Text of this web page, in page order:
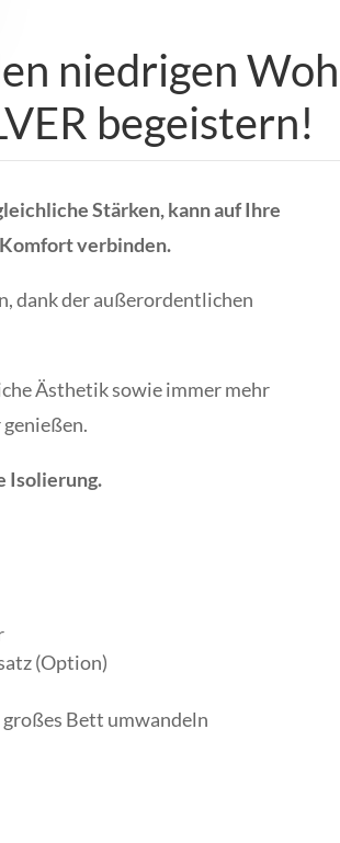
niedrigen
begeistern!
Stärken, kann auf Ihre
verbinden.
dank der außerordentlichen
Ästhetik sowie immer mehr
Isolierung.
(Option)
großes Bett umwandeln